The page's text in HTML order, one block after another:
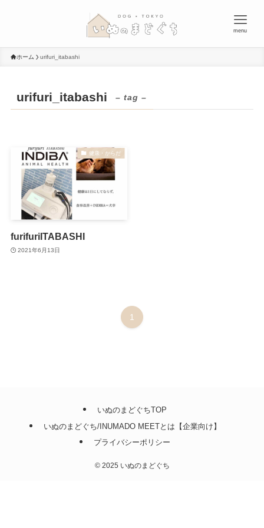
menu
ホーム urifuri_itabashi
urifuri_itabashi – tag –
健康・からだ
furifuriITABASHI
2021年6月13日
1
いぬのまどぐちTOP
いぬのまどぐち/INUMADO MEETとは【企業向け】
プライバシーポリシー
©2025 いぬのまどぐち